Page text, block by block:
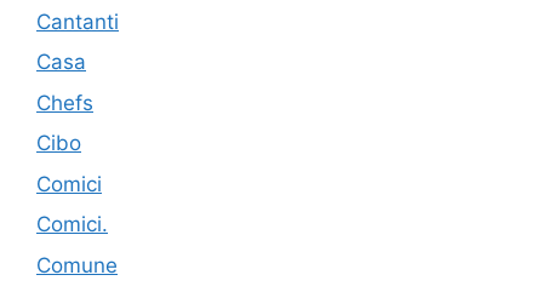
Cantanti
Casa
Chefs
Cibo
Comici
Comici.
Comune